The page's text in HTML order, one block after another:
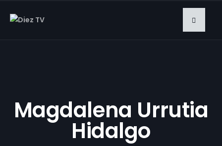
Magdalena Urrutia
Hidalgo